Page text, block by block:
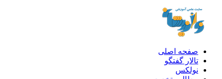
صفحه اصلی
تالار گفتگو
نولکس